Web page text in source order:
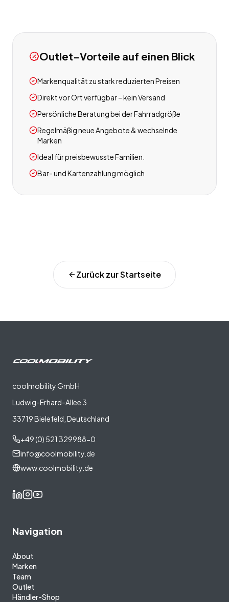
Outlet-Vorteile auf einen Blick
Markenqualität zu stark reduzierten Preisen
Direkt vor Ort verfügbar – kein Versand
Persönliche Beratung bei der Fahrradgröße
Regelmäßig neue Angebote & wechselnde
Marken
Ideal für preisbewusste Familien.
Bar- und Kartenzahlung möglich
Zurück zur Startseite
coolmobility GmbH
Ludwig-Erhard-Allee 3
33719 Bielefeld, Deutschland
+49 (0) 521 329988-0
info@coolmobility.de
www.coolmobility.de
Navigation
About
Marken
Team
Outlet
Händler-Shop